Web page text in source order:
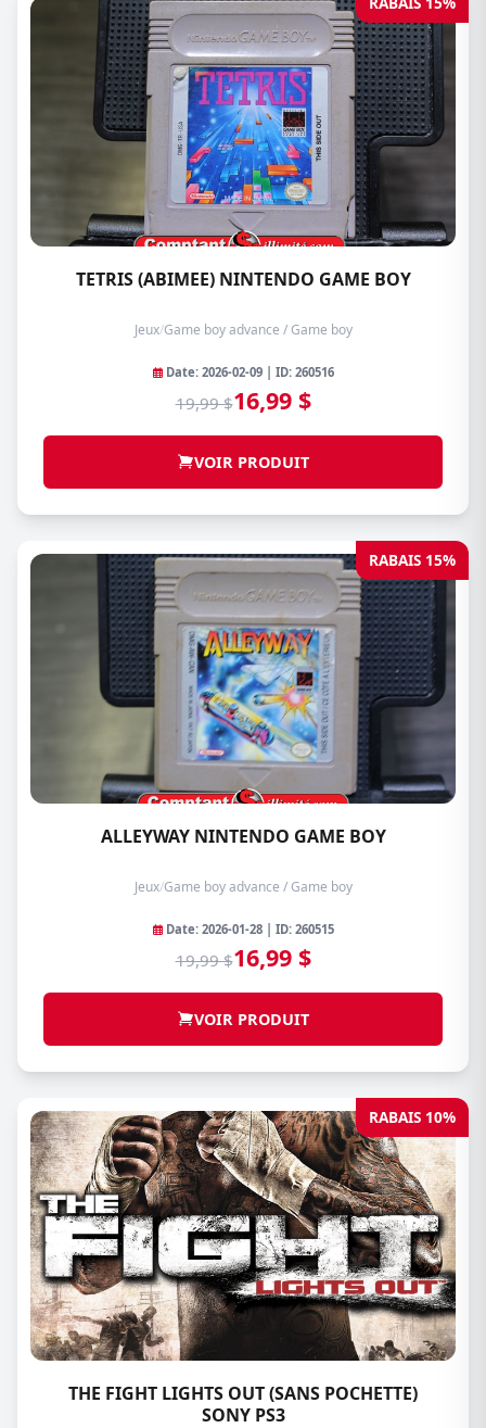
TETRIS (ABIMEE) NINTENDO GAME BOY
Jeux/Game boy advance / Game boy
Date: 2026-02-09 | ID: 260516
19,99 $16,99 $
VOIR PRODUIT
RABAIS 15%
ALLEYWAY NINTENDO GAME BOY
Jeux/Game boy advance / Game boy
Date: 2026-01-28 | ID: 260515
19,99 $16,99 $
VOIR PRODUIT
RABAIS 10%
THE FIGHT LIGHTS OUT (SANS POCHETTE)
SONY PS3